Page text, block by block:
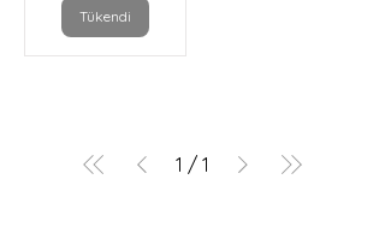
Tükendi
1 / 1